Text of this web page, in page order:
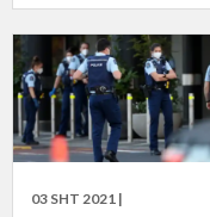
03 SHT 2021 |